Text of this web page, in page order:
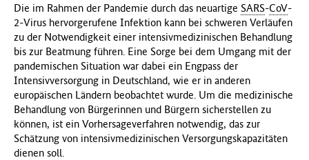
Die im Rahmen der Pandemie durch das neuartige SARS-CoV-
2-Virus hervorgerufene Infektion kann bei schweren Verläufen
zu der Notwendigkeit einer intensivmedizinischen Behandlung
bis zur Beatmung führen. Eine Sorge bei dem Umgang mit der
pandemischen Situation war dabei ein Engpass der
Intensivversorgung in Deutschland, wie er in anderen
europäischen Ländern beobachtet wurde. Um die medizinische
Behandlung von Bürgerinnen und Bürgern sicherstellen zu
können, ist ein Vorhersageverfahren notwendig, das zur
Schätzung von intensivmedizinischen Versorgungskapazitäten
dienen soll.